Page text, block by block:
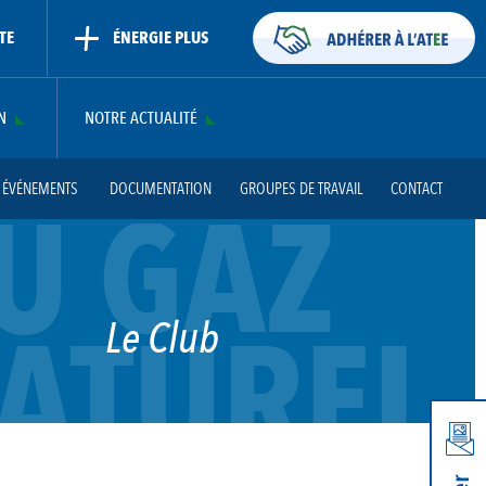
ÉNERGIE PLUS
NOTRE ACTUALITÉ
DOCUMENTATION GROUPES DE TRAVAIL CONTACT
GAZ
Le Club